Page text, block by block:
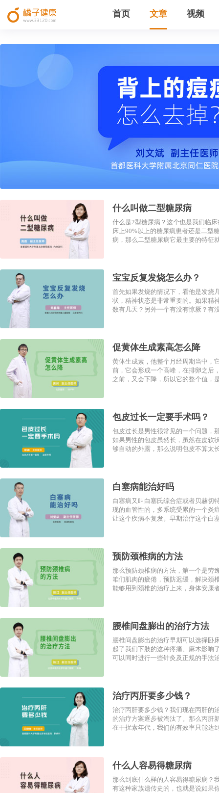
首页 文章 视频
什么叫做二型糖尿病
什么是2型糖尿病？这个也是我们临
床上90%以上的糖尿病患者还是二型
病，那么二型糖尿病它最主要的特征
宝宝反复发烧怎么办？
首先如果发烧的情况下，看他是发烧
状，精神状态是非常重要的。如果精
数有几天？另外一个有没有惊厥？有
促黄体生成素高怎么降
黄体生成素，他整个月经周期当中，
前，它会形成一个高峰，在排卵之后
之前，又会下降，所以它的整个值，
包皮过长一定要手术吗？
包皮过长是男性很常见的一个问题，
如果男性的包皮虽然长，虽然在皮软
够自动的外露，那么说明包皮不算太
白塞病能治好吗
白塞病又叫白塞氏综合症或者贝赫切
现的血管性的，多系统受累的一个炎
让这个疾病不复发。早期治疗这个白
预防颈椎病的方法
那么预防颈椎病的方法，第一个是劳
咱们肌肉的疲倦，预防迟缓，解决颈
能够用到颈椎的治疗上来，身体安康
腰椎间盘膨出的治疗方法
腰椎间盘膨出的治疗早期可以选择卧
起了我们下肢的这种疼痛、麻木影响
可以同时进行一些针灸及正规的手法
治疗丙肝要多少钱？
治疗丙肝要多少钱？我们现在丙肝的
的治疗方案逐步被淘汰了。那么丙肝
在干扰素年代，我们的有效率只能达
什么人容易得糖尿病
那么到底什么样的人容易得糖尿病？
有这种家族遗传史的，也就是说如果